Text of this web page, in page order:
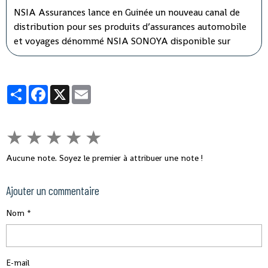
NSIA Assurances lance en Guinée un nouveau canal de
distribution pour ses produits d’assurances automobile
et voyages dénommé NSIA SONOYA disponible sur
WhatsApp. En recourant par messages à la souscription
leurs contrats d’assurances directement chez eux.
PartagerFacebook
X
★ ★ ★ ★ ★
Aucune note. Soyez le premier à attribuer une note !
Ajouter un commentaire
Nom
E-mail